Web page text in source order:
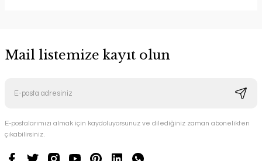
Mail listemize kayıt olun
E-postalarımızı almak için kaydoluyorsunuz ve dilediğiniz zaman abonelikten
çıkabilirsiniz.